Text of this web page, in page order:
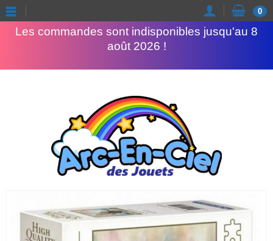
Les commandes sont indisponibles jusqu'au 8
août 2026 !
0